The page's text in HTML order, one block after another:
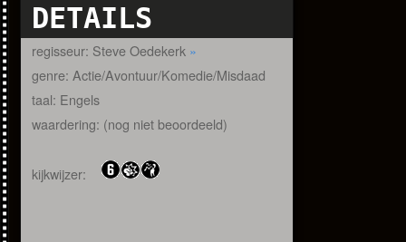
DETAILS
regisseur: Steve Oedekerk »
genre: Actie/Avontuur/Komedie/Misdaad
taal: Engels
waardering: (nog niet beoordeeld)
kijkwijzer: